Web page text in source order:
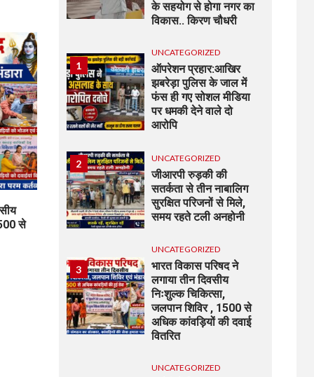
से
के सहयोग से होगा नगर का
विकास.. किरण चौधरी
1
UNCATEGORIZED
ऑपरेशन प्रहार:आखिर
झबरेड़ा पुलिस के जाल में
फंस ही गए सोशल मीडिया
पर धमकी देने वाले दो
आरोपि
2 UNCATEGORIZED
जीआरपी रुड़की की
सतर्कता से तीन नाबालिग
सुरक्षित परिजनों से मिले,
समय रहते टली अनहोनी
3
UNCATEGORIZED
भारत विकास परिषद ने
लगाया तीन दिवसीय
निःशुल्क चिकित्सा,
जलपान शिविर , 1500 से
अधिक कांवड़ियों की दवाई
वितरित
UNCATEGORIZED